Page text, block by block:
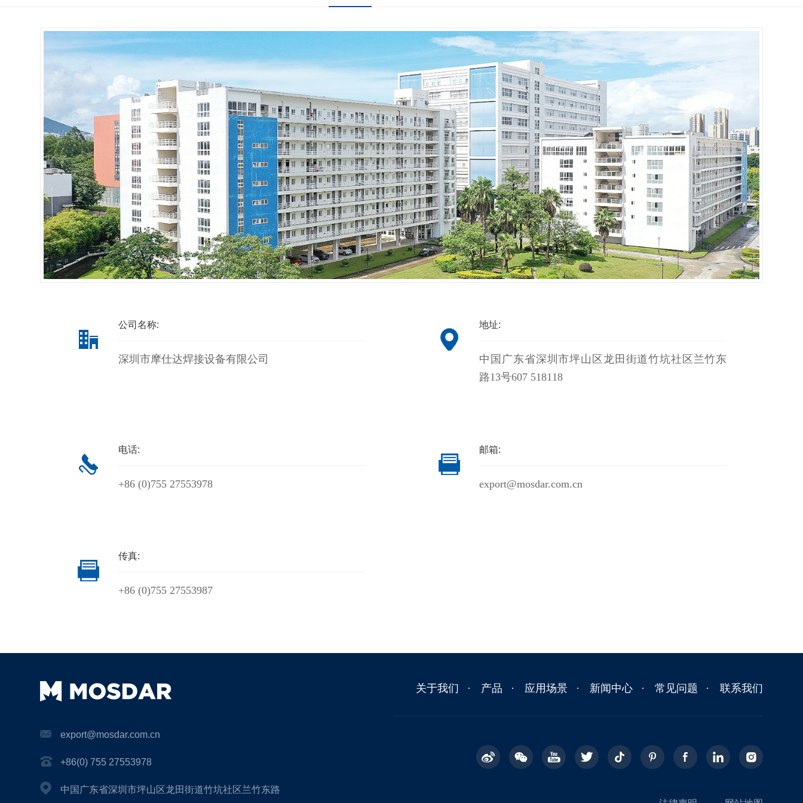
公司名称:
深圳市摩仕达焊接设备有限公司
地址:
中国广东省深圳市坪山区龙田街道竹坑社区兰竹东
路13号607 518118
电话:
+86 (0)755 27553978
邮箱:
export@mosdar.com.cn
传真:
+86 (0)755 27553987
export@mosdar.com.cn
+86(0) 755 27553978
中国广东省深圳市坪山区龙田街道竹坑社区兰竹东路
关于我们 产品 应用场景 新闻中心 常见问题 联系我们